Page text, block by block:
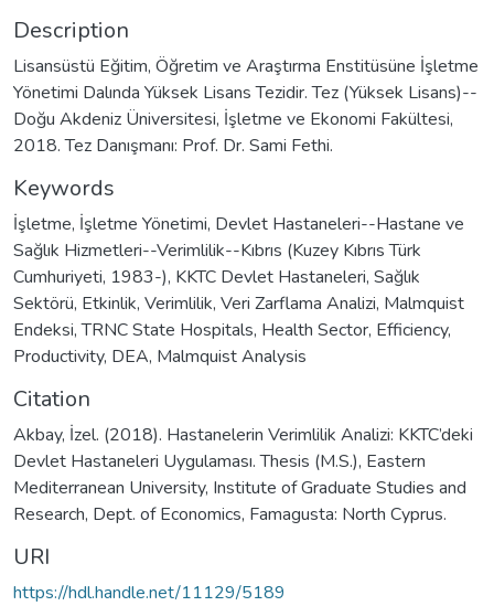
Description
Lisansüstü Eğitim, Öğretim ve Araştırma Enstitüsüne İşletme
Yönetimi Dalında Yüksek Lisans Tezidir. Tez (Yüksek Lisans)--
Doğu Akdeniz Üniversitesi, İşletme ve Ekonomi Fakültesi,
2018. Tez Danışmanı: Prof. Dr. Sami Fethi.
Keywords
İşletme, İşletme Yönetimi, Devlet Hastaneleri--Hastane ve
Sağlık Hizmetleri--Verimlilik--Kıbrıs (Kuzey Kıbrıs Türk
Cumhuriyeti, 1983-), KKTC Devlet Hastaneleri, Sağlık
Sektörü, Etkinlik, Verimlilik, Veri Zarflama Analizi, Malmquist
Endeksi,TRNC State Hospitals, Health Sector, Efficiency,
Productivity, DEA, Malmquist Analysis
Citation
Akbay, İzel. (2018). Hastanelerin Verimlilik Analizi: KKTC’deki
Devlet Hastaneleri Uygulaması. Thesis (M.S.), Eastern
Mediterranean University, Institute of Graduate Studies and
Research, Dept. of Economics, Famagusta: North Cyprus.
URI
https://hdl.handle.net/11129/5189